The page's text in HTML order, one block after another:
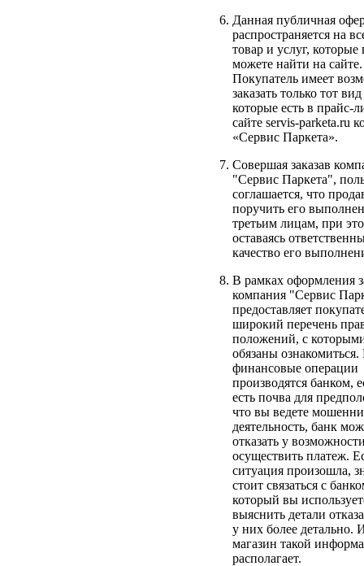
Данная публичная
распространяется на
товар и услуг, которые
можете найти на сайте.
Покупатель имеет
заказать только тот
которые есть в прайс-
сайте servis-parketa.ru
«Сервис Паркета».
Совершая заказав
"Сервис Паркета",
соглашается, что
поручить его
третьим лицам, при это
оставаясь
качество его
В рамках оформления
компания "Сервис
предоставляет
широкий перечень
положений, с
обязаны ознакомиться.
финансовые операции
производятся банком,
есть почва для
что вы ведете
деятельность, банк
отказать у
осуществить платеж.
ситуация произошла,
стоит связаться с
который вы
выяснить детали
у них более детально.
магазин такой
располагает.